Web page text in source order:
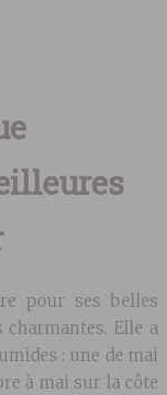
pour ses belles
charmantes. Elle a
: une de mai
à mai sur la côte